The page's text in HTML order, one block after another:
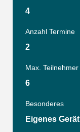
4
Anzahl Termine
2
Max. Teilnehmer
6
Besonderes
Eigenes